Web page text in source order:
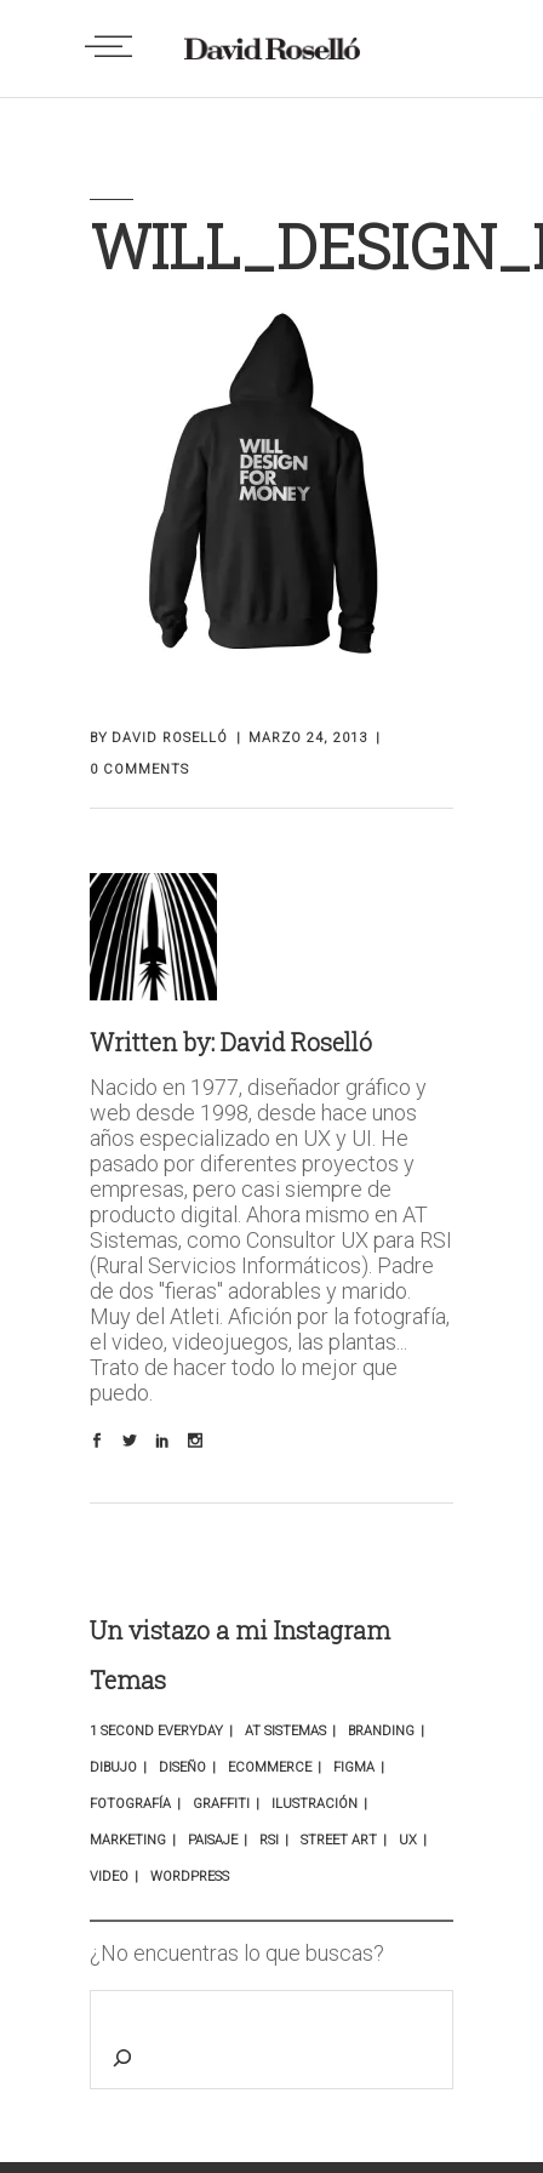
BY DAVID ROSELLÓ
MARZO 24, 2013
0 COMMENTS
Written by:David Roselló
Nacido en 1977, diseñador gráfico y
web desde 1998, desde hace unos
años especializado en UX y UI. He
pasado por diferentes proyectos y
empresas, pero casi siempre de
producto digital. Ahora mismo en AT
Sistemas, como Consultor UX para RSI
(Rural Servicios Informáticos). Padre
de dos "fieras" adorables y marido.
Muy del Atleti. Afición por la fotografía,
el video, videojuegos, las plantas...
Trato de hacer todo lo mejor que
puedo.
Un vistazo a mi Instagram
Temas
1 SECOND EVERYDAY AT SISTEMAS BRANDING
DIBUJO DISEÑO ECOMMERCE FIGMA
FOTOGRAFÍA GRAFFITI ILUSTRACIÓN
MARKETING PAISAJE RSI STREET ART UX
VIDEO WORDPRESS
¿No encuentras lo que buscas?